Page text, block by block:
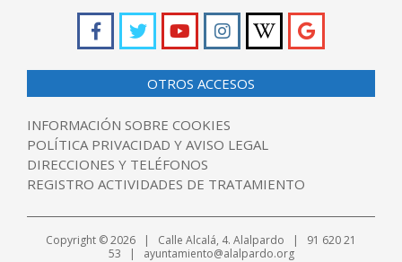
OTROS ACCESOS
INFORMACIÓN SOBRE COOKIES
POLÍTICA PRIVACIDAD Y AVISO LEGAL
DIRECCIONES Y TELÉFONOS
REGISTRO ACTIVIDADES DE TRATAMIENTO
Copyright © 2026 | Calle Alcalá, 4. Alalpardo | 91 620 21
53 | ayuntamiento@alalpardo.org